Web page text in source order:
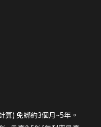
算) 免綁約3個月~5年。